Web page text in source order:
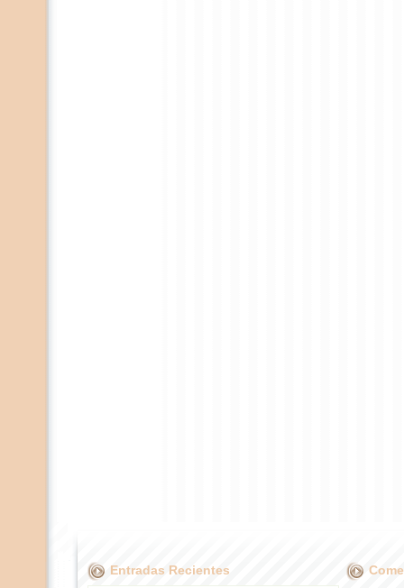
Entradas Recientes